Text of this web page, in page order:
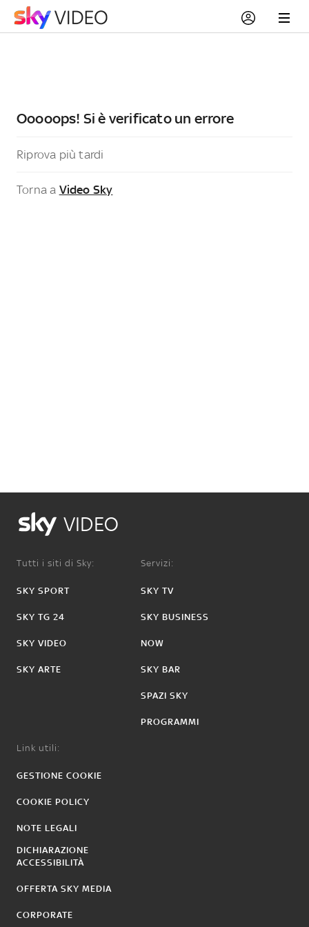
Ooooops! Si è verificato un errore
Riprova più tardi
Torna a Video Sky
VIDEO
Tutti i siti di Sky:
SKY SPORT
SKY TG 24
SKY VIDEO
SKY ARTE
Servizi:
SKY TV
SKY BUSINESS
NOW
SKY BAR
SPAZI SKY
PROGRAMMI
Link utili:
GESTIONE COOKIE
COOKIE POLICY
NOTE LEGALI
DICHIARAZIONE
ACCESSIBILITÀ
OFFERTA SKY MEDIA
CORPORATE